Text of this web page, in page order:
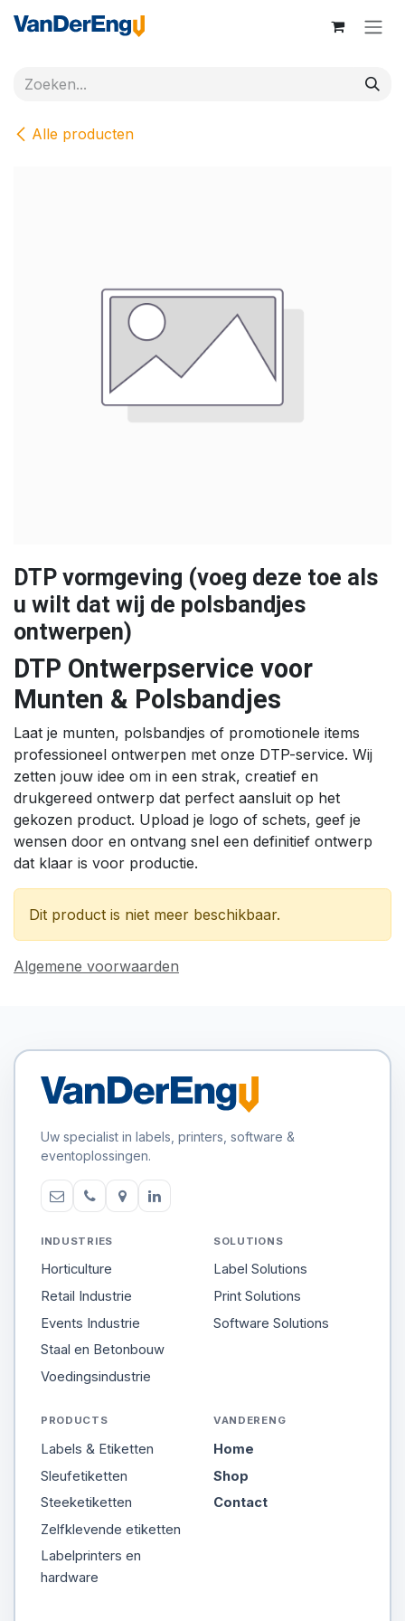
Alle producten
DTP vormgeving (voeg deze toe als
u wilt dat wij de polsbandjes
ontwerpen)
DTP Ontwerpservice voor
Munten & Polsbandjes
Laat je munten, polsbandjes of promotionele items
professioneel ontwerpen met onze DTP-service. Wij
zetten jouw idee om in een strak, creatief en
drukgereed ontwerp dat perfect aansluit op het
gekozen product. Upload je logo of schets, geef je
wensen door en ontvang snel een definitief ontwerp
dat klaar is voor productie.
Dit product is niet meer beschikbaar.
Algemene voorwaarden
Uw specialist in labels, printers, software &
eventoplossingen.
INDUSTRIES
Horticulture
Retail Industrie
Events Industrie
Staal en Betonbouw
Voedingsindustrie
SOLUTIONS
Label Solutions
Print Solutions
Software Solutions
PRODUCTS
Labels & Etiketten
Sleufetiketten
Steeketiketten
Zelfklevende etiketten
Labelprinters en
hardware
VANDERENG
Home
Shop
Contact